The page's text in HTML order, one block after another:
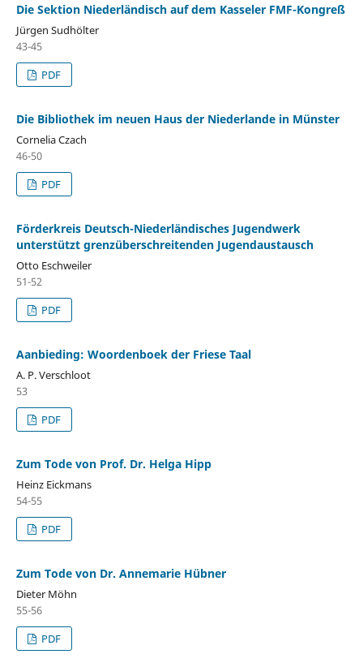
Die Sektion Niederländisch auf dem Kasseler FMF-Kongreß
Jürgen Sudhölter
43-45
PDF
Die Bibliothek im neuen Haus der Niederlande in Münster
Cornelia Czach
46-50
PDF
Förderkreis Deutsch-Niederländisches Jugendwerk
unterstützt grenzüberschreitenden Jugendaustausch
Otto Eschweiler
51-52
PDF
Aanbieding: Woordenboek der Friese Taal
A. P. Verschloot
53
PDF
Zum Tode von Prof. Dr. Helga Hipp
Heinz Eickmans
54-55
PDF
Zum Tode von Dr. Annemarie Hübner
Dieter Möhn
55-56
PDF